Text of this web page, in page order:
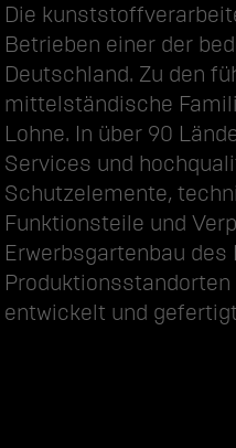
Die
Betrieben einer der
Deutschland. Zu den
mittelständische
Lohne. In über 90
Services und
Schutzelemente,
Funktionsteile und
Erwerbs­garten­bau
entwickelt und